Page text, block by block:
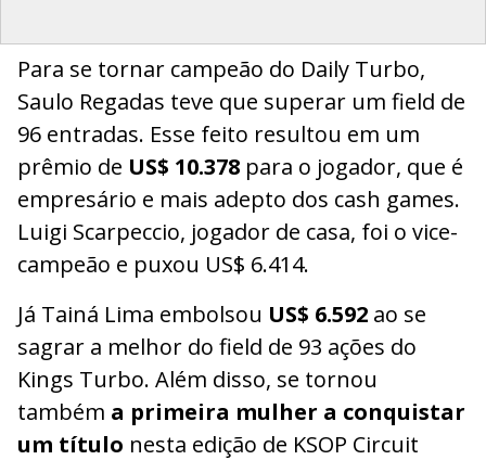
Para se tornar campeão do Daily Turbo,
Saulo Regadas teve que superar um field de
96 entradas. Esse feito resultou em um
prêmio de US$ 10.378 para o jogador, que é
empresário e mais adepto dos cash games.
Luigi Scarpeccio, jogador de casa, foi o vice-
campeão e puxou US$ 6.414.
Já Tainá Lima embolsou US$ 6.592 ao se
sagrar a melhor do field de 93 ações do
Kings Turbo. Além disso, se tornou
também a primeira mulher a conquistar
um título nesta edição de KSOP Circuit